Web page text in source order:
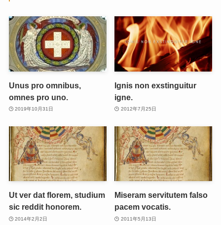
Unus pro omnibus,
omnes pro uno.
2019年10月31日
Ignis non exstinguitur
igne.
2012年7月25日
Ut ver dat florem, studium
sic reddit honorem.
2014年2月2日
Miseram servitutem falso
pacem vocatis.
2011年5月13日